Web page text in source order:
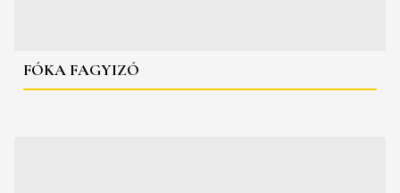
FÓKA FAGYIZÓ